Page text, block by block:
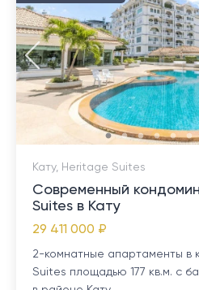
Кату, Heritage Suites
Современный
Suites в Кату
29 411 000 ₽
2-комнатные апартаменты в
Suites площадью 177 кв.м. с